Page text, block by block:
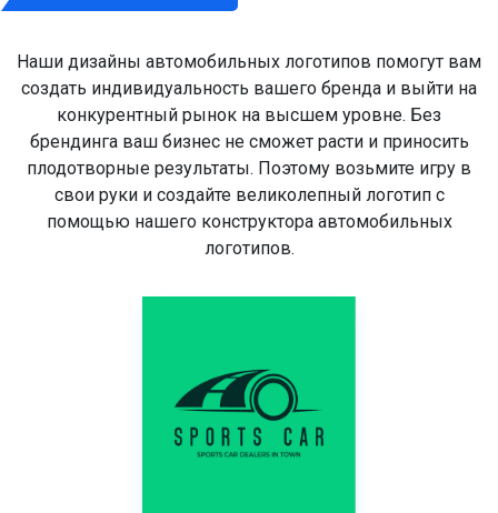
Наши дизайны автомобильных логотипов помогут вам
создать индивидуальность вашего бренда и выйти на
конкурентный рынок на высшем уровне. Без
брендинга ваш бизнес не сможет расти и приносить
плодотворные результаты. Поэтому возьмите игру в
свои руки и создайте великолепный логотип с
помощью нашего конструктора автомобильных
логотипов.